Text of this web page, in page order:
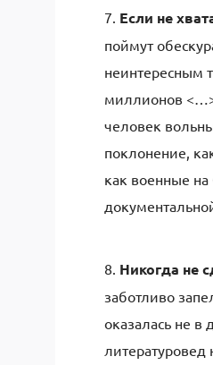
7. Если не
поймут
неинтересным
миллионов
человек
поклонение,
как военные
8. Никогда не
заботливо
оказалась не в